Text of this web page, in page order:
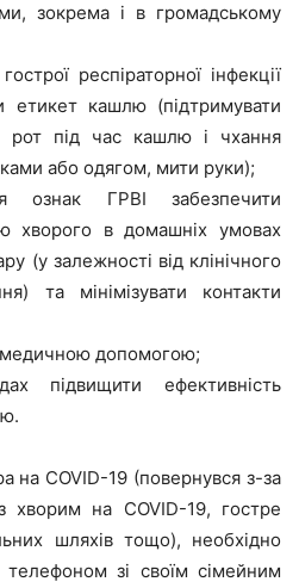
зокрема і в громадському
респіраторної інфекції
етикет кашлю (підтримувати
рот під час кашлю і чхання
або одягом, мити руки);
ознак ГРВІ забезпечити
хворого в домашніх умовах
(у залежності від клінічного
та мінімізувати контакти
медичною допомогою;
підвищити ефективність
на COVID-19 (повернувся з-за
хворим на COVID-19, гостре
шляхів тощо), необхідно
телефоном зі своїм сімейним